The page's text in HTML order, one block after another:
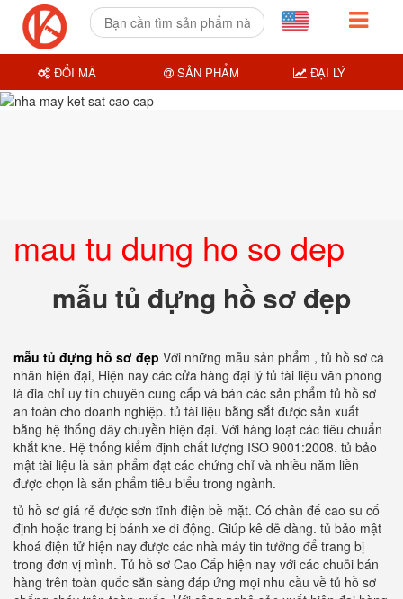
mau tu dung ho so dep
mẫu tủ đựng hồ sơ đẹp
mẫu tủ đựng hồ sơ đẹp Với những mẫu sản phẩm , tủ hồ sơ cá
nhân hiện đại, Hiện nay các cửa hàng đại lý tủ tài liệu văn phòng
là đia chỉ uy tín chuyên cung cấp và bán các sản phẩm tủ hồ sơ
an toàn cho doanh nghiệp. tủ tài liệu bằng sắt được sản xuất
bằng hệ thống dây chuyền hiện đại. Với hàng loạt các tiêu chuẩn
khắt khe. Hệ thống kiểm định chất lượng ISO 9001:2008. tủ bảo
mật tài liệu là sản phẩm đạt các chứng chỉ và nhiều năm liền
được chọn là sản phẩm tiêu biểu trong ngành.
tủ hồ sơ giá rẻ được sơn tĩnh điện bề mặt. Có chân đế cao su cố
định hoặc trang bị bánh xe di động. Giúp kê dễ dàng. tủ bảo mật
khoá điện tử hiện nay được các nhà máy tin tưởng để trang bị
trong đơn vị mình. Tủ hồ sơ Cao Cấp hiện nay với các chuỗi bán
hàng trên toàn quốc sẵn sàng đáp ứng mọi nhu cầu về tủ hồ sơ
ĐỔI MÃ SẢN PHẨM ĐẠI LÝ